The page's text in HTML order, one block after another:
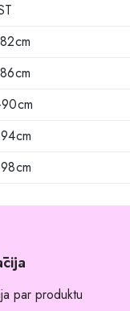
par produktu